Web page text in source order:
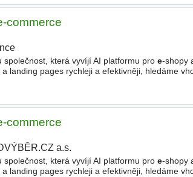
commerce
která vyvíjí AI platformu pro e-shopy
landing pages rychleji a efektivněji, hledáme
commerce
a.s.
která vyvíjí AI platformu pro e-shopy
landing pages rychleji a efektivněji, hledáme